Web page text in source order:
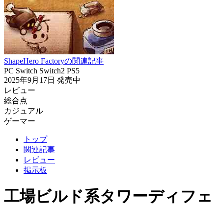
ShapeHero Factoryの関連記事
PC Switch Switch2 PS5
2025年9月17日 発売中
レビュー
総合点
カジュアル
ゲーマー
トップ
関連記事
レビュー
掲示板
工場ビルド系タワーディフェ